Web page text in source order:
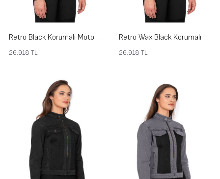
Retro Black Korumalı Motosiklet Deri Montu Kadın
26.918 TL
Retro Wax Black Korumalı Motosiklet Deri Montu Kadın
26.918 TL